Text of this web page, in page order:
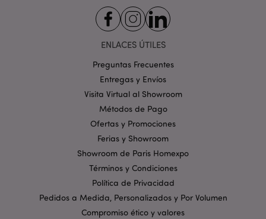
ENLACES ÚTILES
Preguntas Frecuentes
Entregas y Envíos
Visita Virtual al Showroom
Métodos de Pago
Ofertas y Promociones
Ferias y Showroom
Showroom de Paris Homexpo
Términos y Condiciones
Política de Privacidad
Pedidos a Medida, Personalizados y Por Volumen
Compromiso ético y valores
mage-cache-storage-section-
invalidation
Política de privacidad de